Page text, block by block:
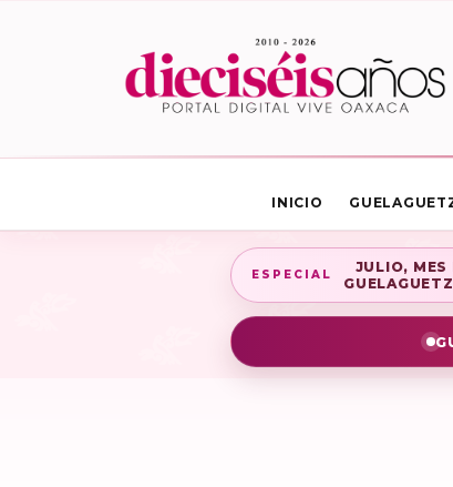
INICIO
ESPECIAL
JULIO, MES